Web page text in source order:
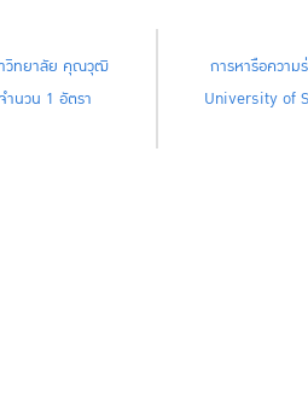
วิทยาลัย คุณวุฒิ
นวน 1 อัตรา
การหารือความ
University of